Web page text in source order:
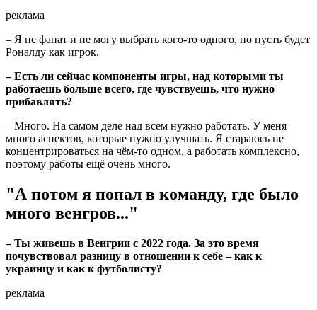
реклама
– Я не фанат и не могу выбрать кого-то одного, но пусть будет
Роналду как игрок.
– Есть ли сейчас компоненты игры, над которыми ты
работаешь больше всего, где чувствуешь, что нужно
прибавлять?
– Много. На самом деле над всем нужно работать. У меня
много аспектов, которые нужно улучшать. Я стараюсь не
концентрироваться на чём-то одном, а работать комплексно,
поэтому работы ещё очень много.
"А потом я попал в команду, где было
много венгров..."
– Ты живешь в Венгрии с 2022 года. За это время
почувствовал разницу в отношении к себе – как к
украинцу и как к футболисту?
реклама